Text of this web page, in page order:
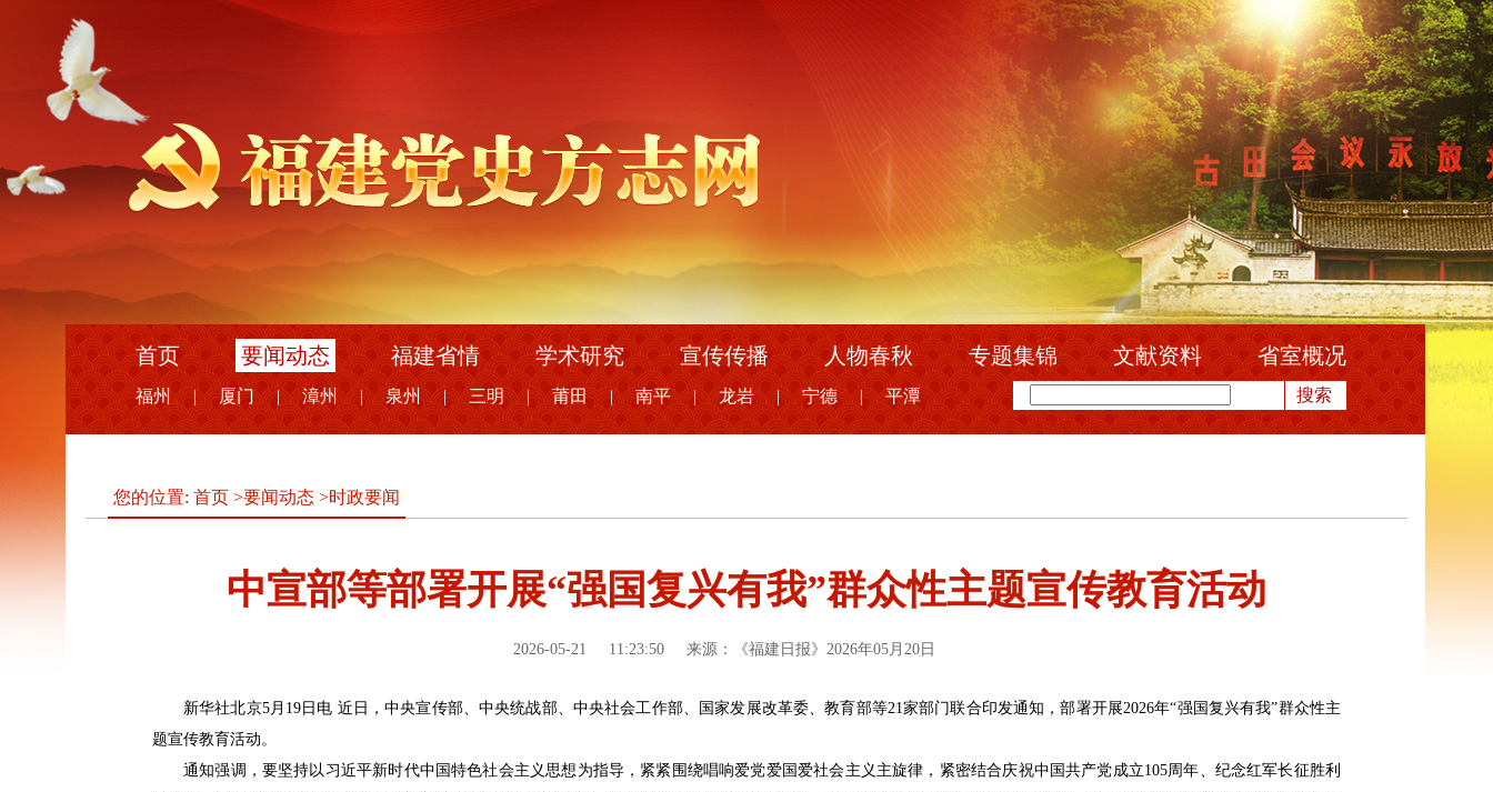
首页 要闻动态 福建省情 学术研究 宣传传播 人物春秋 专题集锦 文献资料 省室概况
福州 | 厦门 | 漳州 | 泉州 | 三明 | 莆田 | 南平 | 龙岩 | 宁德 | 平潭 搜索
您的位置: 首页 >要闻动态 >时政要闻
中宣部等部署开展“强国复兴有我”群众性主题宣传教育活动
2026-05-21 11:23:50 来源：《福建日报》2026年05月20日
新华社北京5月19日电 近日，中央宣传部、中央统战部、中央社会工作部、国家发展改革委、教育部等21家部门联合印发通知，部署开展2026年“强国复兴有我”群众性主
题宣传教育活动。
通知强调，要坚持以习近平新时代中国特色社会主义思想为指导，紧紧围绕唱响爱党爱国爱社会主义主旋律，紧密结合庆祝中国共产党成立105周年、纪念红军长征胜利